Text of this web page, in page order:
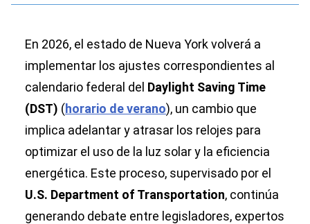
En 2026, el estado de Nueva York volverá a
implementar los ajustes correspondientes al
calendario federal del Daylight Saving Time
(DST) (horario de verano), un cambio que
implica adelantar y atrasar los relojes para
optimizar el uso de la luz solar y la eficiencia
energética. Este proceso, supervisado por el
U.S. Department of Transportation, continúa
generando debate entre legisladores, expertos